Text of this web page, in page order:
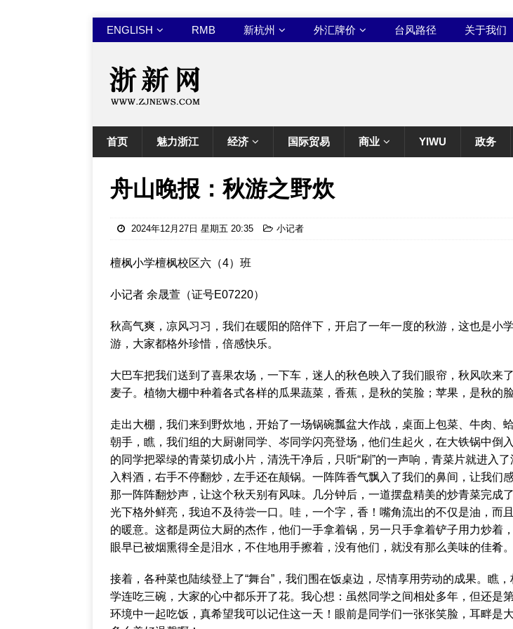
ENGLISH RMB 新杭州 外汇牌价 台风路径 关于我们
首页 魅力浙江 经济 国际贸易 商业 YIWU 政务
舟山晚报：秋游之野炊
2024年12月27日 星期五 20:35 小记者
檀枫小学檀枫校区六（4）班
小记者 余晟萱（证号E07220）
秋高气爽，凉风习习，我们在暖阳的陪伴下，开启了一年一度的秋游，这也是小
游，大家都格外珍惜，倍感快乐。
大巴车把我们送到了喜果农场，一下车，迷人的秋色映入了我们眼帘，秋风吹来
麦子。植物大棚中种着各式各样的瓜果蔬菜，香蕉，是秋的笑脸；苹果，是秋的脸
走出大棚，我们来到野炊地，开始了一场锅碗瓢盆大作战，桌面上包菜、牛肉
朝手，瞧，我们组的大厨谢同学、岑同学闪亮登场，他们生起火，在大铁锅中倒
的同学把翠绿的青菜切成小片，清洗干净后，只听“刷”的一声响，青菜片就进入了
入料酒，右手不停翻炒，左手还在颠锅。一阵阵香气飘入了我们的鼻间，让我们
那一阵阵翻炒声，让这个秋天别有风味。几分钟后，一道摆盘精美的炒青菜完成
光下格外鲜亮，我迫不及待尝一口。哇，一个字，香！嘴角流出的不仅是油，而
的暖意。这都是两位大厨的杰作，他们一手拿着锅，另一只手拿着铲子用力炒着
眼早已被烟熏得全是泪水，不住地用手擦着，没有他们，就没有那么美味的佳肴。
接着，各种菜也陆续登上了“舞台”，我们围在饭桌边，尽情享用劳动的成果。瞧，
学连吃三碗，大家的心中都乐开了花。我心想：虽然同学之间相处多年，但还是
环境中一起吃饭，真希望我可以记住这一天！眼前是同学们一张张笑脸，耳畔是